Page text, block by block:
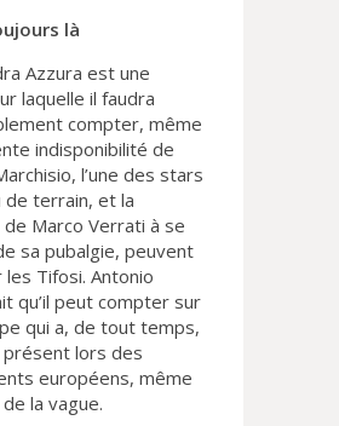
là
Azzura est une
laquelle il faudra
compter, même
indisponibilité de
l’une des stars
de terrain, et la
Marco Verrati à se
sa pubalgie, peuvent
Tifosi. Antonio
qu’il peut compter sur
qui a, de tout temps,
lors des
européens, même
la vague.